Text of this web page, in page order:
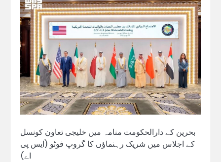
بحرین کے دارالحکومت منامہ میں خلیجی تعاون کونسل
کے اجلاس میں شریک رہنماؤں کا گروپ فوٹو (ایس پی
اے)